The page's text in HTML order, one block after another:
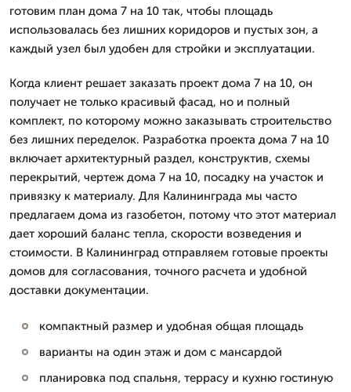
готовим план дома 7 на 10 так, чтобы площадь
использовалась без лишних коридоров и пустых зон, а
каждый узел был удобен для стройки и эксплуатации.
Когда клиент решает заказать проект дома 7 на 10, он
получает не только красивый фасад, но и полный
комплект, по которому можно заказывать строительство
без лишних переделок. Разработка проекта дома 7 на 10
включает архитектурный раздел, конструктив, схемы
перекрытий, чертеж дома 7 на 10, посадку на участок и
привязку к материалу. Для Калининграда мы часто
предлагаем дома из газобетон, потому что этот материал
дает хороший баланс тепла, скорости возведения и
стоимости. В Калининград отправляем готовые проекты
домов для согласования, точного расчета и удобной
доставки документации.
компактный размер и удобная общая площадь
варианты на один этаж и дом с мансардой
планировка под спальня, террасу и кухню гостиную